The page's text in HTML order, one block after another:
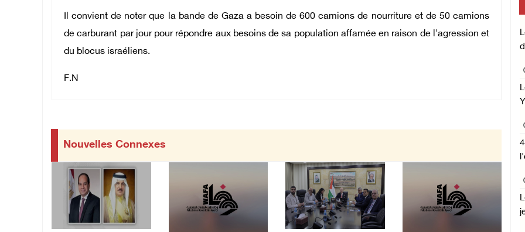
Il convient de noter que la bande de Gaza a besoin de 600 camions de nourriture et de 50 camions
de carburant par jour pour répondre aux besoins de sa population affamée en raison de l'agression et
du blocus israéliens.
F.N
Nouvelles Connexes